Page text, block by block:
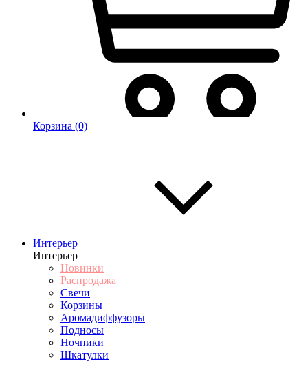
Корзина (0)
Интерьер
Интерьер
Новинки
Распродажа
Свечи
Корзины
Аромадиффузоры
Подносы
Ночники
Шкатулки